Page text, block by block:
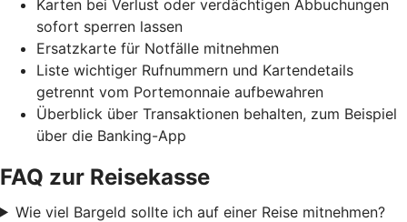
Karten bei Verlust oder verdächtigen Abbuchungen
sofort sperren lassen
Ersatzkarte für Notfälle mitnehmen
Liste wichtiger Rufnummern und Kartendetails
getrennt vom Portemonnaie aufbewahren
Überblick über Transaktionen behalten, zum Beispiel
über die Banking-App
FAQ zur Reisekasse
Wie viel Bargeld sollte ich auf einer Reise mitnehmen?